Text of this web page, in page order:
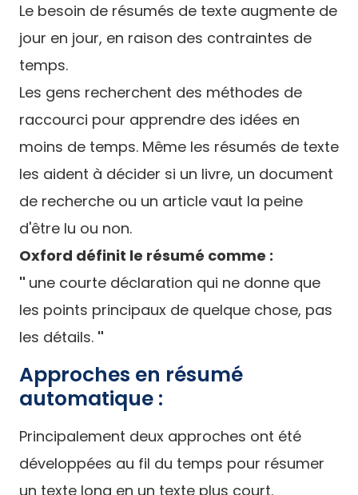
Le besoin de résumés de texte augmente de
jour en jour, en raison des contraintes de
temps.
Les gens recherchent des méthodes de
raccourci pour apprendre des idées en
moins de temps. Même les résumés de texte
les aident à décider si un livre, un document
de recherche ou un article vaut la peine
d'être lu ou non.
Oxford définit le résumé comme :
" une courte déclaration qui ne donne que
les points principaux de quelque chose, pas
les détails. "
Approches en résumé
automatique :
Principalement deux approches ont été
développées au fil du temps pour résumer
un texte long en un texte plus court.